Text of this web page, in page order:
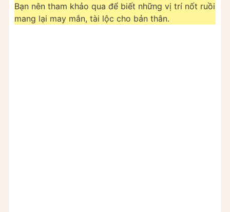
Bạn nên tham khảo qua để biết những vị trí nốt ruồi
mang lại may mắn, tài lộc cho bản thân.